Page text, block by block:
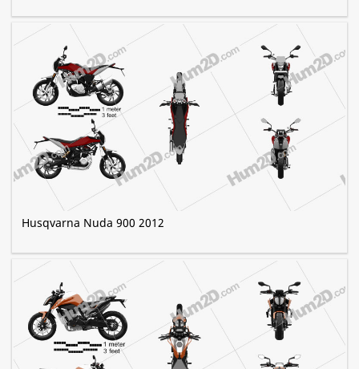
Husqvarna Nuda 900 2012